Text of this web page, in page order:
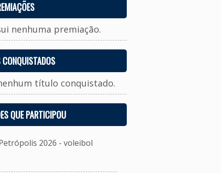
nenhuma premiação.
título conquistado.
QUE PARTICIPOU
2026 - voleibol